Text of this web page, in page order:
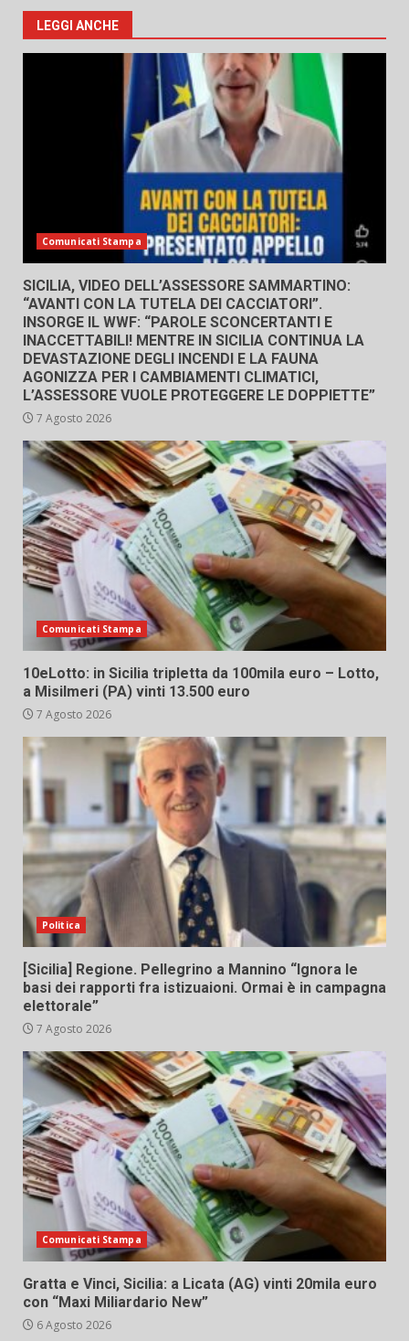
LEGGI ANCHE
Comunicati Stampa
SICILIA, VIDEO DELL’ASSESSORE SAMMARTINO:
“AVANTI CON LA TUTELA DEI CACCIATORI”.
INSORGE IL WWF: “PAROLE SCONCERTANTI E
INACCETTABILI! MENTRE IN SICILIA CONTINUA LA
DEVASTAZIONE DEGLI INCENDI E LA FAUNA
AGONIZZA PER I CAMBIAMENTI CLIMATICI,
L’ASSESSORE VUOLE PROTEGGERE LE DOPPIETTE”
7 Agosto 2026
Comunicati Stampa
10eLotto: in Sicilia tripletta da 100mila euro – Lotto,
a Misilmeri (PA) vinti 13.500 euro
7 Agosto 2026
Politica
[Sicilia] Regione. Pellegrino a Mannino “Ignora le
basi dei rapporti fra istizuaioni. Ormai è in campagna
elettorale”
7 Agosto 2026
Comunicati Stampa
Gratta e Vinci, Sicilia: a Licata (AG) vinti 20mila euro
con “Maxi Miliardario New”
6 Agosto 2026